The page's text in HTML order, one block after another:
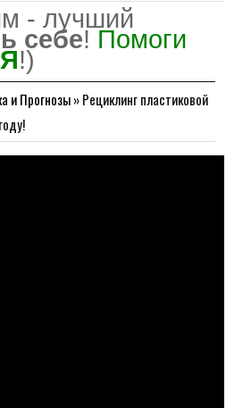
- лучший
себе! Помоги
!)
и Прогнозы»Рециклинг пластиковой